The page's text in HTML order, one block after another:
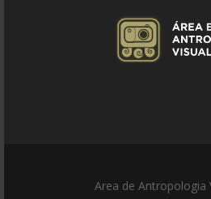
Area de Antropologia